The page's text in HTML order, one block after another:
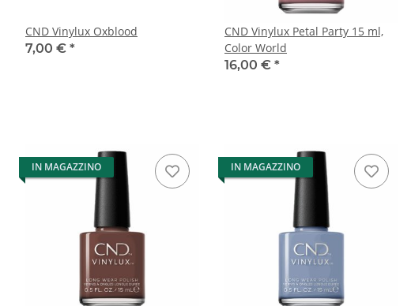
CND Vinylux Oxblood
7,00 € *
CND Vinylux Petal Party 15 ml,
Color World
16,00 € *
IN MAGAZZINO IN MAGAZZINO